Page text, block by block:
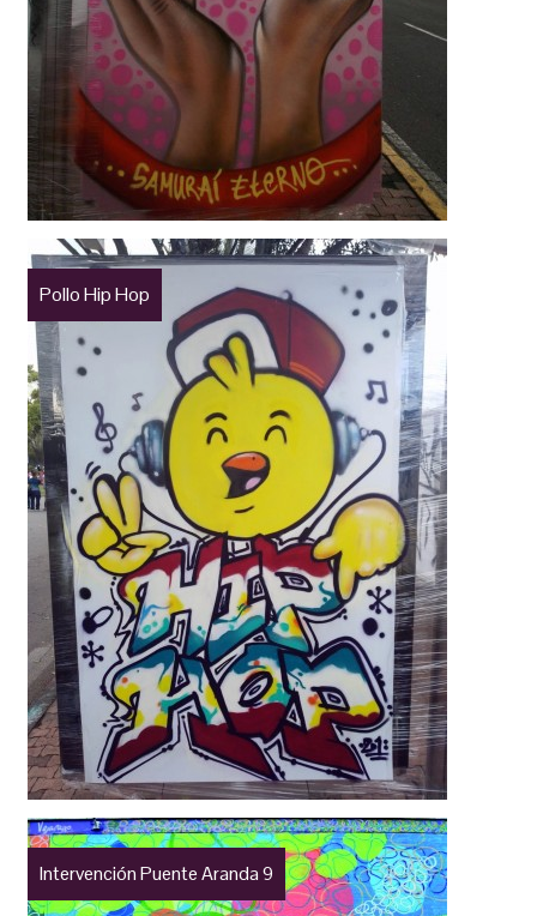
Pollo Hip Hop
Intervención Puente Aranda 9